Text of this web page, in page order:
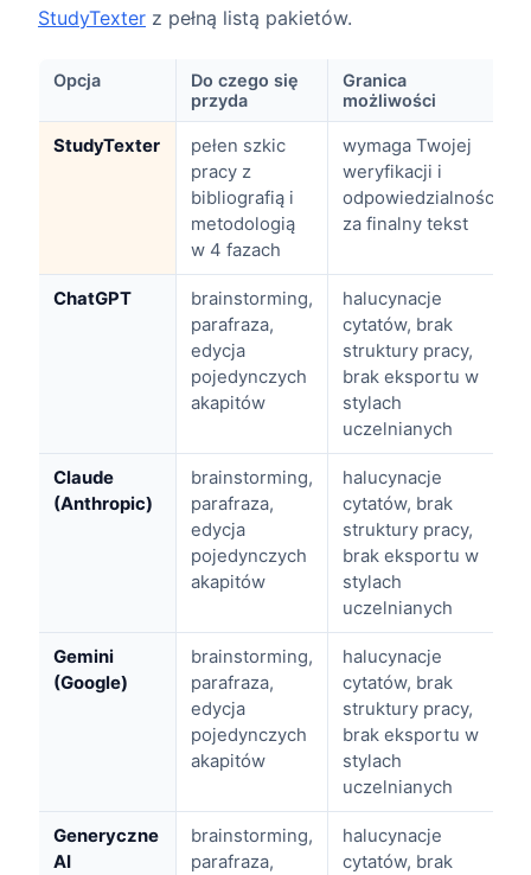
StudyTexter z pełną listą pakietów.
Opcja
Do czego się
przyda
Granica
możliwości
StudyTexter
pełen szkic
pracy z
bibliografią i
metodologią
w 4 fazach
wymaga Twojej
weryfikacji i
odpowiedzialności
za finalny tekst
ChatGPT
brainstorming,
parafraza,
edycja
pojedynczych
akapitów
halucynacje
cytatów, brak
struktury pracy,
brak eksportu w
stylach
uczelnianych
Claude
(Anthropic)
brainstorming,
parafraza,
edycja
pojedynczych
akapitów
halucynacje
cytatów, brak
struktury pracy,
brak eksportu w
stylach
uczelnianych
Gemini
(Google)
brainstorming,
parafraza,
edycja
pojedynczych
akapitów
halucynacje
cytatów, brak
struktury pracy,
brak eksportu w
stylach
uczelnianych
Generyczne
AI
brainstorming,
parafraza,
halucynacje
cytatów, brak